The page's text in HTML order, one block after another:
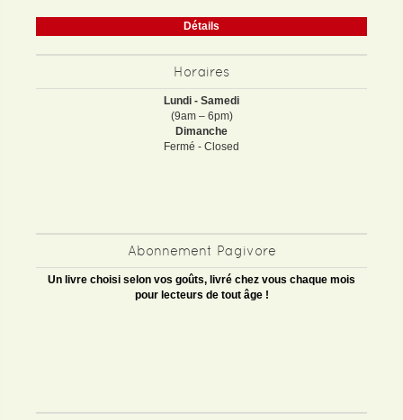
Détails
Horaires
Lundi - Samedi
(9am – 6pm)
Dimanche
Fermé - Closed
Abonnement Pagivore
Un livre choisi selon vos goûts, livré chez vous chaque mois
pour lecteurs de tout âge !